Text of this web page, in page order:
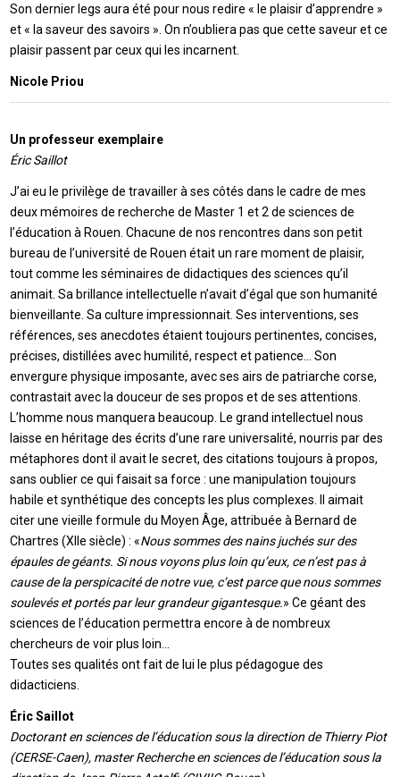
Son dernier legs aura été pour nous redire « le plaisir d’apprendre »
et « la saveur des savoirs ». On n’oubliera pas que cette saveur et ce
plaisir passent par ceux qui les incarnent.
Nicole Priou
Un professeur exemplaire
Éric Saillot
J’ai eu le privilège de travailler à ses côtés dans le cadre de mes
deux mémoires de recherche de Master 1 et 2 de sciences de
l’éducation à Rouen. Chacune de nos rencontres dans son petit
bureau de l’université de Rouen était un rare moment de plaisir,
tout comme les séminaires de didactiques des sciences qu’il
animait. Sa brillance intellectuelle n’avait d’égal que son humanité
bienveillante. Sa culture impressionnait. Ses interventions, ses
références, ses anecdotes étaient toujours pertinentes, concises,
précises, distillées avec humilité, respect et patience… Son
envergure physique imposante, avec ses airs de patriarche corse,
contrastait avec la douceur de ses propos et de ses attentions.
L’homme nous manquera beaucoup. Le grand intellectuel nous
laisse en héritage des écrits d’une rare universalité, nourris par des
métaphores dont il avait le secret, des citations toujours à propos,
sans oublier ce qui faisait sa force : une manipulation toujours
habile et synthétique des concepts les plus complexes. Il aimait
citer une vieille formule du Moyen Âge, attribuée à Bernard de
Chartres (XIIe siècle) : «Nous sommes des nains juchés sur des
épaules de géants. Si nous voyons plus loin qu’eux, ce n’est pas à
cause de la perspicacité de notre vue, c’est parce que nous sommes
soulevés et portés par leur grandeur gigantesque.» Ce géant des
sciences de l’éducation permettra encore à de nombreux
chercheurs de voir plus loin…
Toutes ses qualités ont fait de lui le plus pédagogue des
didacticiens.
Éric Saillot
Doctorant en sciences de l’éducation sous la direction de Thierry Piot
(CERSE-Caen), master Recherche en sciences de l’éducation sous la